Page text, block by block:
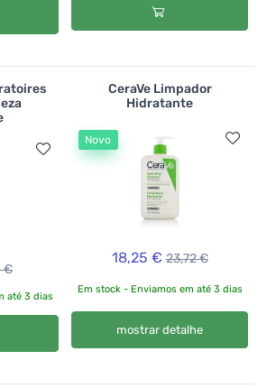
€
até 3 dias
CeraVe Limpador
Hidratante
Novo
18,25 € 23,72 €
Em stock - Enviamos em até 3 dias
mostrar detalhe